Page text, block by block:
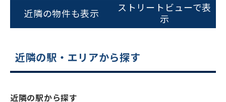
スムーズにご案内できます
0120-620-213
近隣の物件も表示
ストリートビューで表
示
近隣の駅・エリアから探す
近隣の駅から探す